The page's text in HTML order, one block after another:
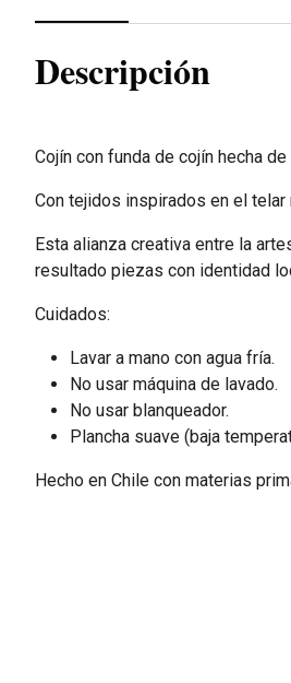
Descripción
Cojín con funda de cojín hecha
Con tejidos inspirados en el
Esta alianza creativa entre la
resultado piezas con identidad
Cuidados:
Lavar a mano con agua fría.
No usar máquina de lavado.
No usar blanqueador.
Plancha suave (baja
Hecho en Chile con materias